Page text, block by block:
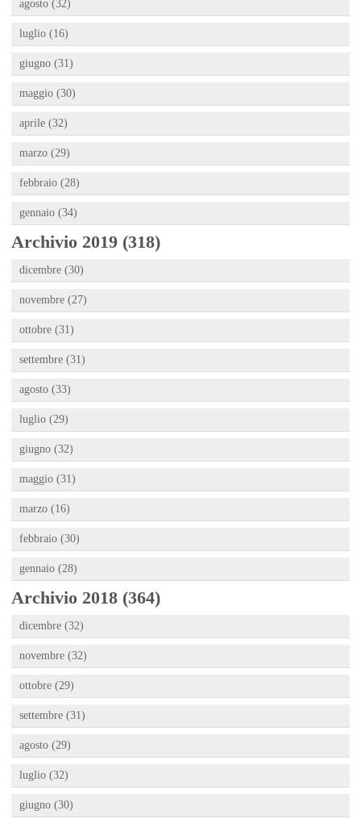
agosto (32)
luglio (16)
giugno (31)
maggio (30)
aprile (32)
marzo (29)
febbraio (28)
gennaio (34)
Archivio 2019 (318)
dicembre (30)
novembre (27)
ottobre (31)
settembre (31)
agosto (33)
luglio (29)
giugno (32)
maggio (31)
marzo (16)
febbraio (30)
gennaio (28)
Archivio 2018 (364)
dicembre (32)
novembre (32)
ottobre (29)
settembre (31)
agosto (29)
luglio (32)
giugno (30)